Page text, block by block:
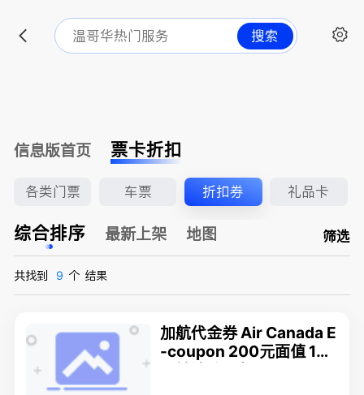
搜索
信息版首页 票卡折扣
各类门票 车票 折扣券 礼品卡
综合排序 最新上架 地图 筛选
共找到 9 个 结果
加航代金券 Air Canada E
-coupon 200元面值 160